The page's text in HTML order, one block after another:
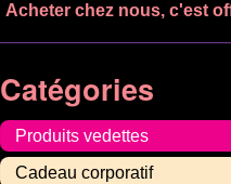
Acheter chez nous, c'est
Catégories
Produits vedettes
Cadeau corporatif